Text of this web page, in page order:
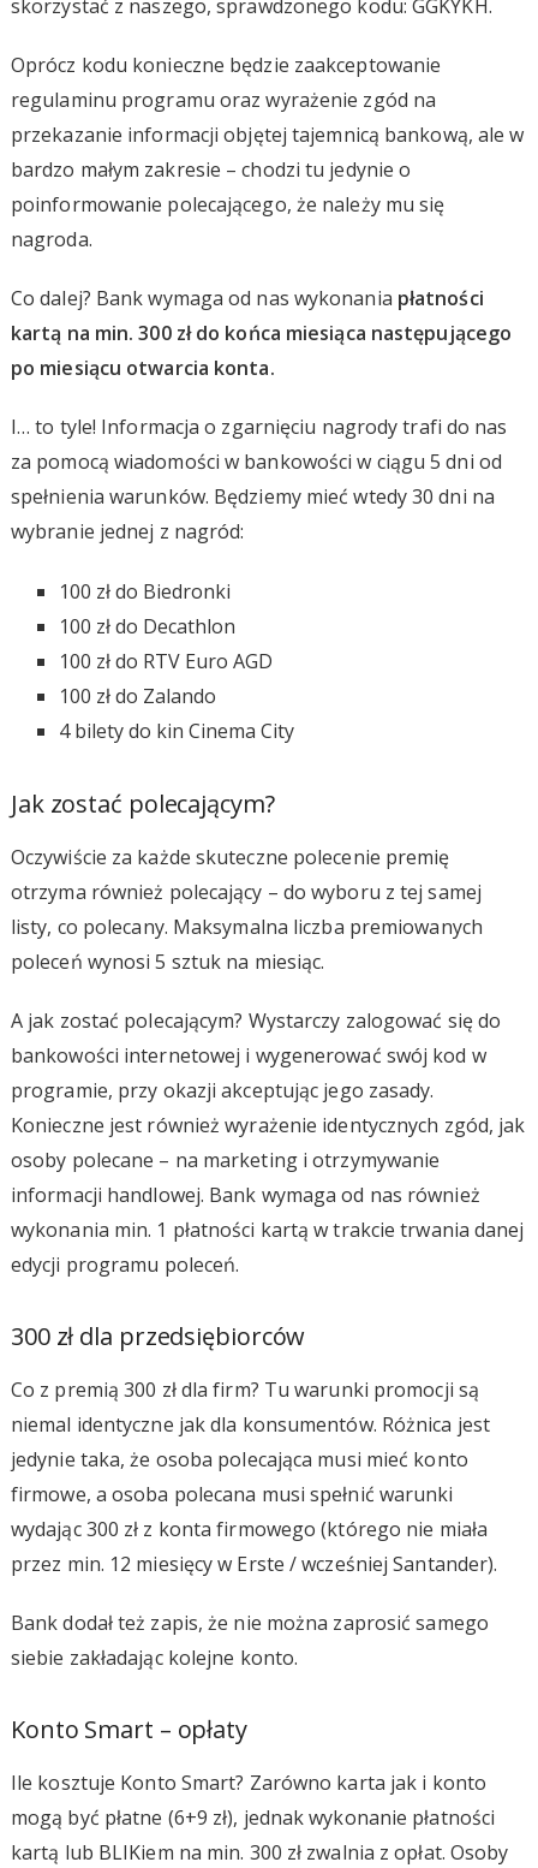
skorzystać z naszego, sprawdzonego kodu: GGKYKH.
Oprócz kodu konieczne będzie zaakceptowanie
regulaminu programu oraz wyrażenie zgód na
przekazanie informacji objętej tajemnicą bankową, ale w
bardzo małym zakresie – chodzi tu jedynie o
poinformowanie polecającego, że należy mu się
nagroda.
Co dalej? Bank wymaga od nas wykonania płatności
kartą na min. 300 zł do końca miesiąca następującego
po miesiącu otwarcia konta.
I… to tyle! Informacja o zgarnięciu nagrody trafi do nas
za pomocą wiadomości w bankowości w ciągu 5 dni od
spełnienia warunków. Będziemy mieć wtedy 30 dni na
wybranie jednej z nagród:
100 zł do Biedronki
100 zł do Decathlon
100 zł do RTV Euro AGD
100 zł do Zalando
4 bilety do kin Cinema City
Jak zostać polecającym?
Oczywiście za każde skuteczne polecenie premię
otrzyma również polecający – do wyboru z tej samej
listy, co polecany. Maksymalna liczba premiowanych
poleceń wynosi 5 sztuk na miesiąc.
A jak zostać polecającym? Wystarczy zalogować się do
bankowości internetowej i wygenerować swój kod w
programie, przy okazji akceptując jego zasady.
Konieczne jest również wyrażenie identycznych zgód, jak
osoby polecane – na marketing i otrzymywanie
informacji handlowej. Bank wymaga od nas również
wykonania min. 1 płatności kartą w trakcie trwania danej
edycji programu poleceń.
300 zł dla przedsiębiorców
Co z premią 300 zł dla firm? Tu warunki promocji są
niemal identyczne jak dla konsumentów. Różnica jest
jedynie taka, że osoba polecająca musi mieć konto
firmowe, a osoba polecana musi spełnić warunki
wydając 300 zł z konta firmowego (którego nie miała
przez min. 12 miesięcy w Erste / wcześniej Santander).
Bank dodał też zapis, że nie można zaprosić samego
siebie zakładając kolejne konto.
Konto Smart – opłaty
Ile kosztuje Konto Smart? Zarówno karta jak i konto
mogą być płatne (6+9 zł), jednak wykonanie płatności
kartą lub BLIKiem na min. 300 zł zwalnia z opłat. Osoby